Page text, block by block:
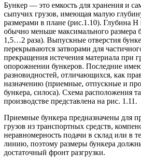
Бункер — это емкость для хранения и
сыпучих грузов, имеющая малую
размерами в плане (рис.1.10). Глубина Н
обычно меньше максимального размера
1,5…2 раза). Выпускные отверстия
перекрываются затворами для
прекращения истечения материала при
опорожнении бункеров. Последние
разновидностей, отличающихся, как
назначению (приемные, отпускные и
бункера, силоса). Схема расположения
производстве представлена на рис. 1.11.
Приемные бункера предназначены для
грузов из транспортных средств,
неравномерность подачи в склад или в
линию, поэтому размеры бункера
достаточный фронт разгрузки.